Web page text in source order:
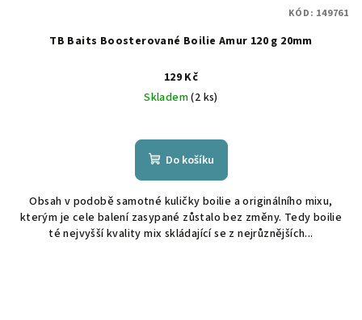
TB Baits Boosterované Boilie Amur 120 g 20mm
129 Kč
Skladem(2 ks)
Do košíku
Obsah v podobě samotné kuličky boilie a originálního mixu,
kterým je cele balení zasypané zůstalo bez změny. Tedy boilie
té nejvyšší kvality mix skládající se z nejrůznějších...
KÓD: 149761